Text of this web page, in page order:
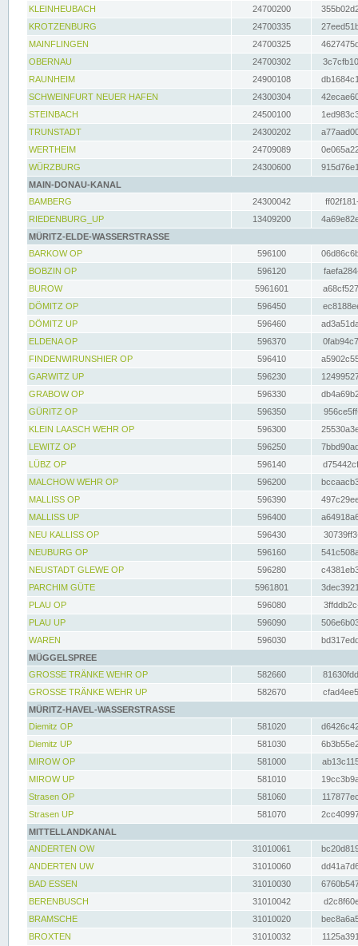
KLEINHEUBACH 24700200
KROTZENBURG
24700335
MAINFLINGEN
24700325
OBERNAU
24700302
RAUNHEIM
24900108
SCHWEINFURT NEUER HAFEN
24300304
STEINBACH
24500100
TRUNSTADT
24300202
WERTHEIM
24709089
WÜRZBURG
24300600
MAIN-DONAU-KANAL
BAMBERG
24300042
RIEDENBURG_UP
13409200
MÜRITZ-ELDE-WASSERSTRASSE
BARKOW OP
596100
BOBZIN OP
596120
BUROW
5961601
DÖMITZ OP
596450
DÖMITZ UP
596460
ELDENA OP
596370
FINDENWIRUNSHIER OP
596410
GARWITZ UP
596230
GRABOW OP
596330
GÜRITZ OP
596350
KLEIN LAASCH WEHR OP
596300
LEWITZ OP
596250
LÜBZ OP
596140
MALCHOW WEHR OP
596200
MALLISS OP
596390
MALLISS UP
596400
NEU KALLISS OP
596430
NEUBURG OP
596160
NEUSTADT GLEWE OP
596280
PARCHIM GÜTE
5961801
PLAU OP
596080
PLAU UP
596090
WAREN
596030
MÜGGELSPREE
GROSSE TRÄNKE WEHR OP
582660
GROSSE TRÄNKE WEHR UP
582670
MÜRITZ-HAVEL-WASSERSTRASSE
Diemitz OP
581020
Diemitz UP
581030
MIROW OP
581000
MIROW UP
581010
Strasen OP
581060
Strasen UP
581070
MITTELLANDKANAL
ANDERTEN OW
31010061
ANDERTEN UW
31010060
BAD ESSEN
31010030
BERENBUSCH
31010042
BRAMSCHE
31010020
BROXTEN
31010032